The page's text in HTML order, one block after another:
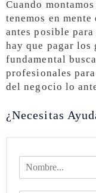
Cuando
tenemos en
antes posible
hay que pagar los
fundamental
profesionales
del negocio lo
¿Necesitas